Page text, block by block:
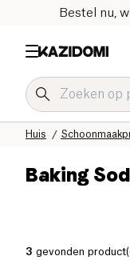
Bestel nu,
Huis
Onze
Home
Baking
3 gevonden